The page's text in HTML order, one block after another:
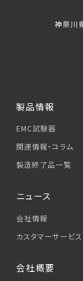
神奈川
製品情報
EMC試験器
関連情報・コラム
製造終了品一覧
ニュース
会社情報
カスタマーサービス
会社概要